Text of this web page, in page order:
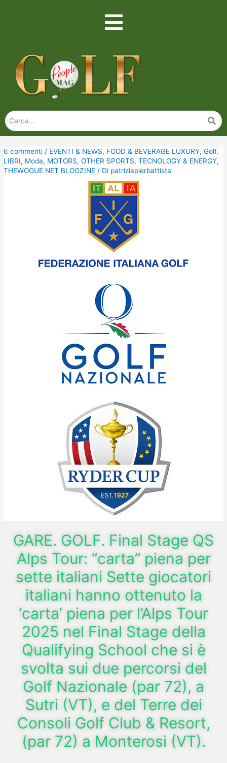
6 commenti / EVENTI & NEWS, FOOD & BEVERAGE LUXURY,Golf,
LIBRI, Moda, MOTORS,OTHER SPORTS,TECNOLOGY & ENERGY,
THEWOGUE.NET BLOGZINE / Di patriziapierbattista
GARE. GOLF. Final Stage QS
Alps Tour: “carta” piena per
sette italiani Sette giocatori
italiani hanno ottenuto la
‘carta’ piena per l’Alps Tour
2025 nel Final Stage della
Qualifying School che si è
svolta sui due percorsi del
Golf Nazionale (par 72), a
Sutri (VT), e del Terre dei
Consoli Golf Club & Resort,
(par 72) a Monterosi (VT).